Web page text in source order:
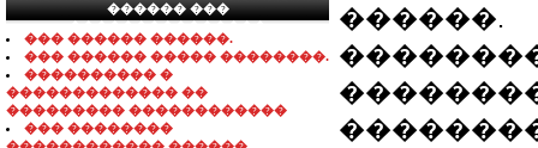
������ ���
���������������
��� ������ ������.
��� ������ ����� ��������.
���������� �
������������� ��
��������� ������������
��� ��������
������.